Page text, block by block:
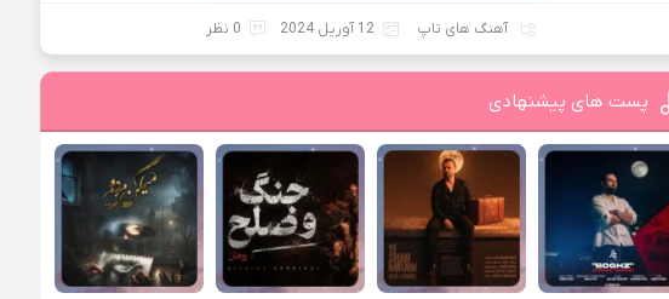
آهنگ های تاپ 12 آوریل 2024 0 نظر
پست های پیشنهادی